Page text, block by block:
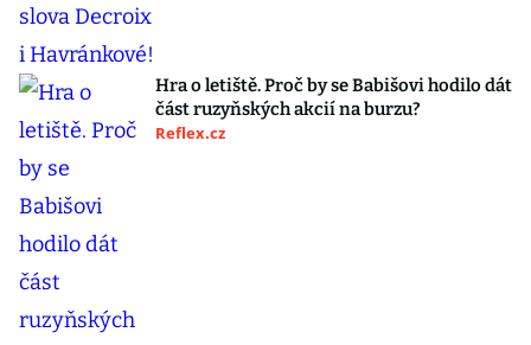
Hra o letiště. Proč by se Babišovi hodilo dát
část ruzyňských akcií na burzu?
Reflex.cz